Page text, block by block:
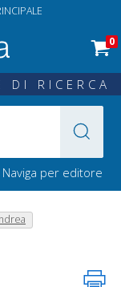
0
DI RICERCA
Naviga per editore